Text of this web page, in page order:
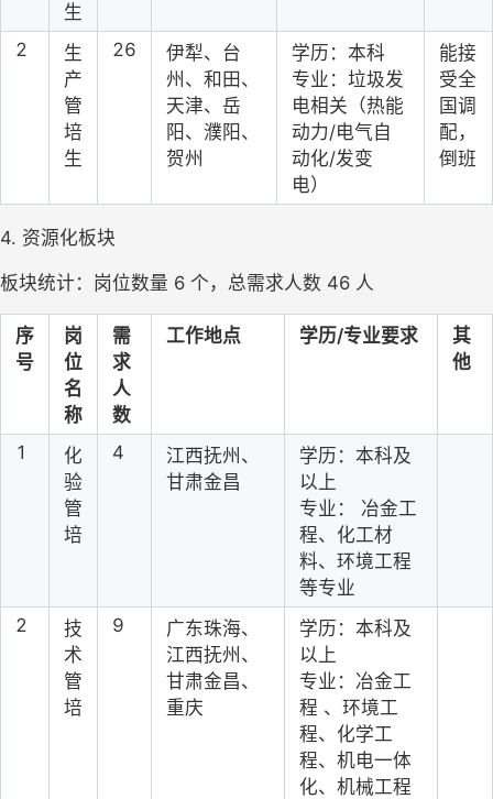
生
2
生
产
管
培
生
26
伊犁、台
州、和田、
天津、岳
阳、濮阳、
贺州
学历：本科
专业：垃圾发
电相关（热能
动力/电气自
动化/发变
电）
能接
受全
国调
配，
倒班
4. 资源化板块
板块统计：岗位数量 6 个，总需求人数 46 人
序
号
岗
位
名
称
需
求
人
数
工作地点 学历/专业要求
其
他
1
化
验
管
培
4
江西抚州、
甘肃金昌
学历：本科及
以上
专业： 冶金工
程、化工材
料、环境工程
等专业
2
技
术
管
培
9
广东珠海、
江西抚州、
甘肃金昌、
重庆
学历：本科及
以上
专业：冶金工
程 、环境工
程、化学工
程、机电一体
化、机械工程